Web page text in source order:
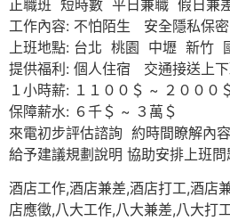
正職班 短時數 平日兼職 假日兼
工作內容: 不怕陌生 安全隱私保密
上班地點: 台北 桃園 中壢 新竹
提供福利: 個人住宿 交通接送上
１小時薪: １１００＄ ~ ２００
保障薪水: ６千＄ ~ ３萬＄
來電初步評估諮詢 約時間瞭解內容
給予建議規劃說明 協助安排上班問
酒店工作,酒店兼差,酒店打工,酒店
店應徵,八大工作,八大兼差,八大打